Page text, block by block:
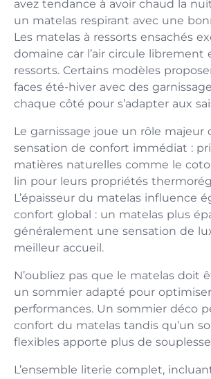
avez tendance à avoir chaud la
un matelas respirant avec une
Les matelas à ressorts ensachés
domaine car l’air circule librement
ressorts. Certains modèles
faces été-hiver avec des
chaque côté pour s’adapter aux
Le garnissage joue un rôle majeur
sensation de confort immédiat :
matières naturelles comme le
lin pour leurs propriétés
L’épaisseur du matelas influence
confort global : un matelas plus
généralement une sensation de
meilleur accueil.
N’oubliez pas que le matelas doit
un sommier adapté pour
performances. Un sommier déco
confort du matelas tandis qu’un
flexibles apporte plus de
L’ensemble literie complet,